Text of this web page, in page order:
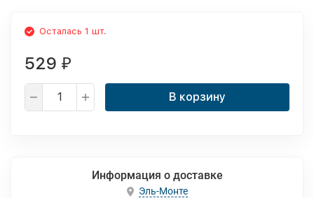
Осталась 1 шт.
529 ₽
В корзину
Информация о доставке
Эль-Монте